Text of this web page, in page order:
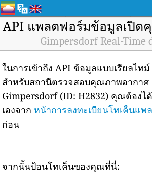
API แพลตฟอร์มข้อมูลเปิด
Gimpersdorf Real-Time
ในการเข้าถึง API ข้อมูลแบบเรียลไทม์
สำหรับสถานีตรวจสอบคุณภาพอากาศ
Gimpersdorf (ID: H2832) คุณต้องไ
เองจาก หน้าการลงทะเบียนโทเค็นแ
ก่อน
จากนั้นป้อนโทเค็นของคุณที่นี่: